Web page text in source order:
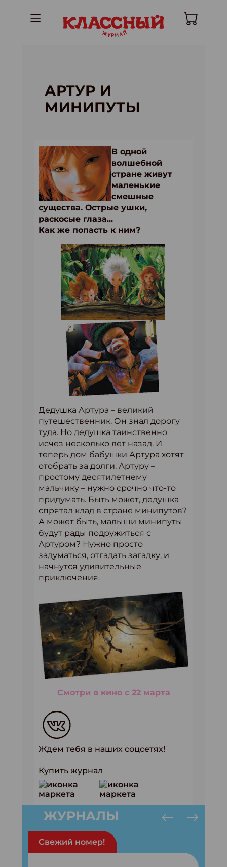
АРТУР И
МИНИПУТЫ
В одной
волшебной
стране живут
маленькие
смешные
существа. Острые ушки,
раскосые глаза...
Как же попасть к ним?
Дедушка Артура – великий
путешественник. Он знал дорогу
туда. Но дедушка таинственно
исчез несколько лет назад. И
теперь дом бабушки Артура хотят
отобрать за долги. Артуру –
простому десятилетнему
мальчику – нужно срочно что-то
придумать. Быть может, дедушка
спрятал клад в стране минипутов?
А может быть, малыши минипуты
будут рады подружиться с
Артуром? Нужно просто
задуматься, отгадать загадку, и
начнутся удивительные
приключения.
Смотри в кино с 22 марта
Ждем тебя в наших соцсетях!
Купить журнал
ЖУРНАЛЫ
Свежий номер!